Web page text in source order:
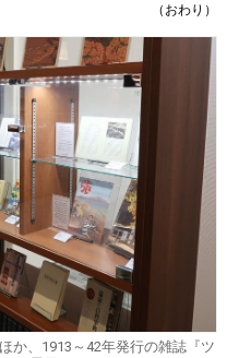
（おわり）
か、1913～42年発行の雑誌『ツ